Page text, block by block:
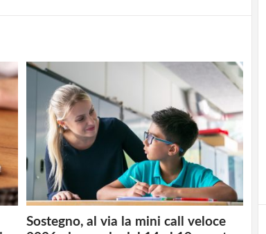
Sostegno, al via la mini call veloce